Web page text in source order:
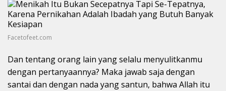
Facetofeet.com
Dan tentang orang lain yang selalu menyulitkanmu
dengan pertanyaannya? Maka jawab saja dengan
santai dan dengan nada yang santun, bahwa Allah itu